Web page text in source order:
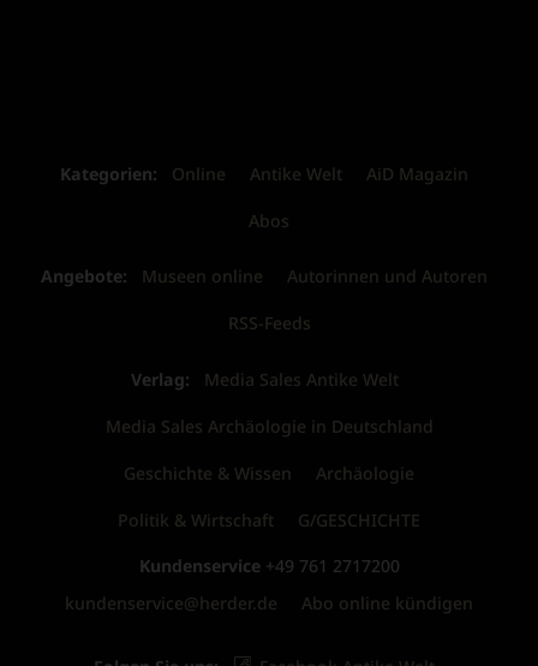
Kategorien: Online Antike Welt AiD Magazin
Abos
Angebote: Museen online Autorinnen und Autoren
RSS-Feeds
Verlag: Media Sales Antike Welt
Media Sales Archäologie in Deutschland
Geschichte & Wissen Archäologie
Politik & Wirtschaft G/GESCHICHTE
Kundenservice +49 761 2717200
kundenservice@herder.de
Abo online kündigen